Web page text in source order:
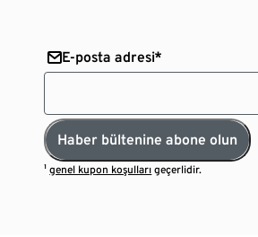
E-posta adresi*
Haber bültenine abone olun
¹genel kupon koşulları geçerlidir.